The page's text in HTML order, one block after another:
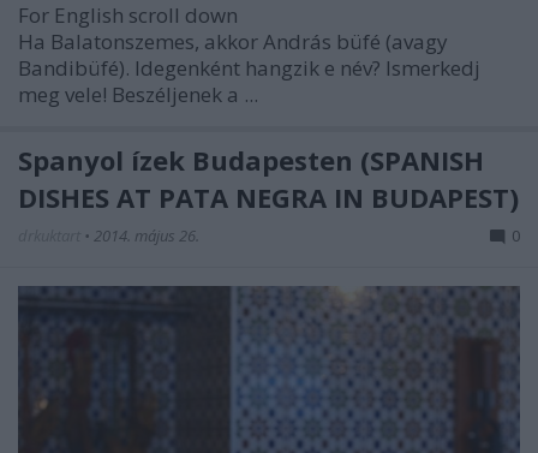
For English scroll down
Ha Balatonszemes, akkor András büfé (avagy
Bandibüfé). Idegenként hangzik e név? Ismerkedj
meg vele! Beszéljenek a ...
Spanyol ízek Budapesten (SPANISH
DISHES AT PATA NEGRA IN BUDAPEST)
• 2014. május 26. 0